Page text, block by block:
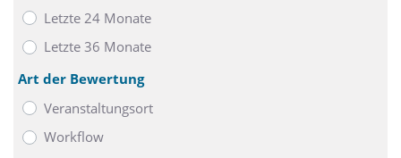
Letzte 24 Monate
Letzte 36 Monate
Art der Bewertung
Veranstaltungsort
Workflow